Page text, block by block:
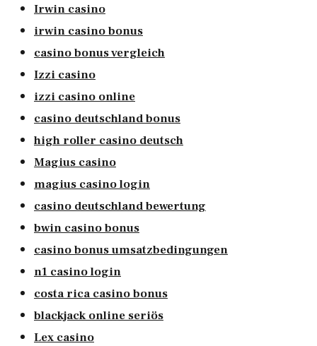
Irwin casino
irwin casino bonus
casino bonus vergleich
Izzi casino
izzi casino online
casino deutschland bonus
high roller casino deutsch
Magius casino
magius casino login
casino deutschland bewertung
bwin casino bonus
casino bonus umsatzbedingungen
n1 casino login
costa rica casino bonus
blackjack online seriös
Lex casino